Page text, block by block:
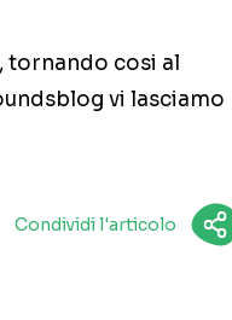
tornando cosi al
vi lasciamo
Condividi l'articolo